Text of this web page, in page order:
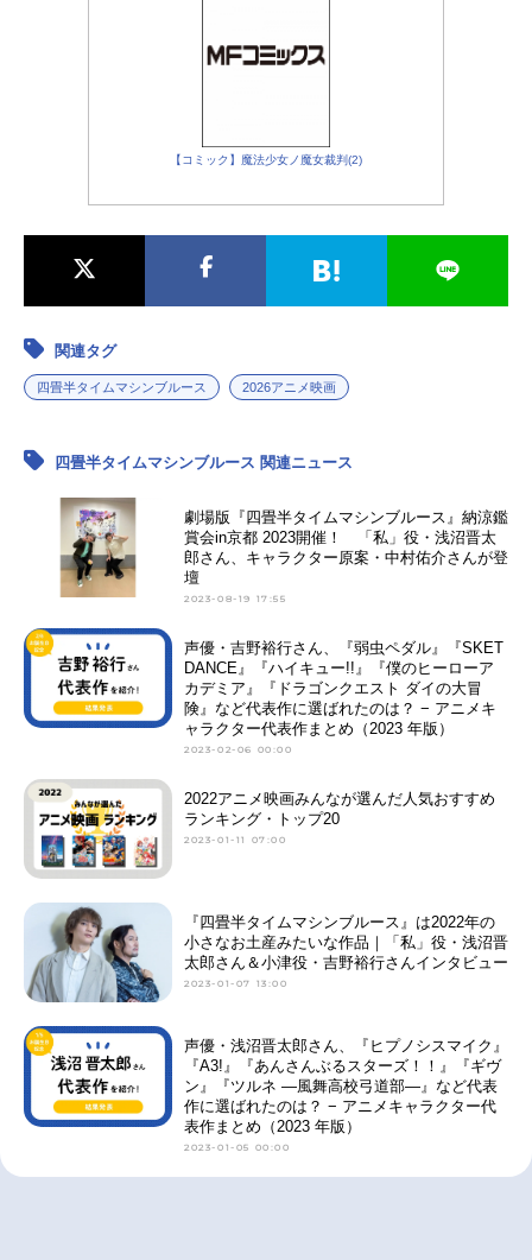
【コミック】魔法少女ノ魔女裁判(2)
関連タグ
四畳半タイムマシンブルース 2026アニメ映画
四畳半タイムマシンブルース 関連ニュース
劇場版『四畳半タイムマシンブルース』納涼鑑
賞会in京都 2023開催！ 「私」役・浅沼晋太
郎さん、キャラクター原案・中村佑介さんが登
壇
2023-08-19 17:55
声優・吉野裕行さん、『弱虫ペダル』『SKET
DANCE』『ハイキュー!!』『僕のヒーローア
カデミア』『ドラゴンクエスト ダイの大冒
険』など代表作に選ばれたのは？ − アニメキ
ャラクター代表作まとめ（2023 年版）
2023-02-06 00:00
2022アニメ映画みんなが選んだ人気おすすめ
ランキング・トップ20
2023-01-11 07:00
『四畳半タイムマシンブルース』は2022年の
小さなお土産みたいな作品｜「私」役・浅沼晋
太郎さん＆小津役・吉野裕行さんインタビュー
2023-01-07 13:00
声優・浅沼晋太郎さん、『ヒプノシスマイク』
『A3!』『あんさんぶるスターズ！！』『ギヴ
ン』『ツルネ ―風舞高校弓道部―』など代表
作に選ばれたのは？ − アニメキャラクター代
表作まとめ（2023 年版）
2023-01-05 00:00